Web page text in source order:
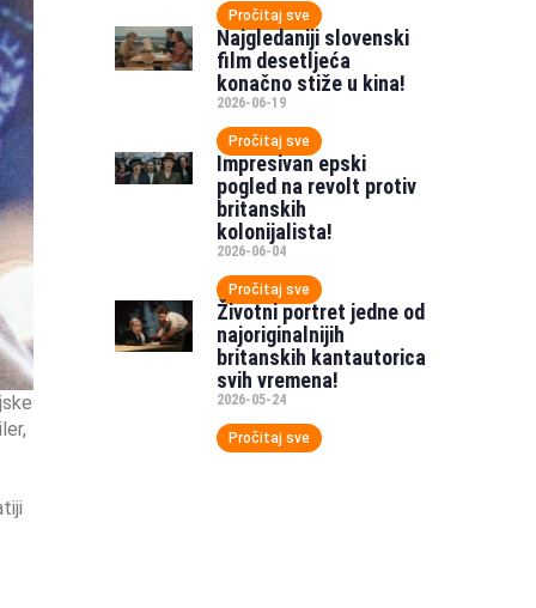
Pročitaj sve
Najgledaniji slovenski
film desetljeća
konačno stiže u kina!
2026-06-19
Pročitaj sve
Impresivan epski
pogled na revolt protiv
britanskih
kolonijalista!
2026-06-04
Pročitaj sve
Životni portret jedne od
najoriginalnijih
britanskih kantautorica
svih vremena!
2026-05-24
Pročitaj sve